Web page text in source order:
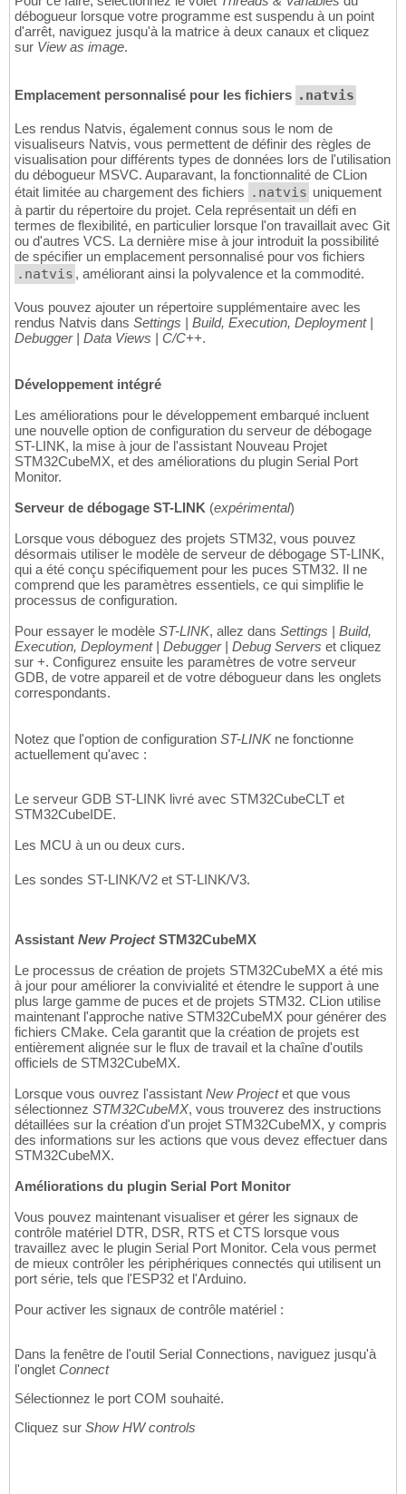
débogueur lorsque votre programme est suspendu à un point
d'arrêt, naviguez jusqu'à la matrice à deux canaux et cliquez
sur View as image.
Emplacement personnalisé pour les fichiers .natvis
Les rendus Natvis, également connus sous le nom de
visualiseurs Natvis, vous permettent de définir des règles de
visualisation pour différents types de données lors de l'utilisation
du débogueur MSVC. Auparavant, la fonctionnalité de CLion
était limitée au chargement des fichiers .natvis uniquement
à partir du répertoire du projet. Cela représentait un défi en
termes de flexibilité, en particulier lorsque l'on travaillait avec Git
ou d'autres VCS. La dernière mise à jour introduit la possibilité
de spécifier un emplacement personnalisé pour vos fichiers
.natvis , améliorant ainsi la polyvalence et la commodité.
Vous pouvez ajouter un répertoire supplémentaire avec les
rendus Natvis dans Settings | Build, Execution, Deployment |
Debugger | Data Views | C/C++.
Développement intégré
Les améliorations pour le développement embarqué incluent
une nouvelle option de configuration du serveur de débogage
ST-LINK, la mise à jour de l'assistant Nouveau Projet
STM32CubeMX, et des améliorations du plugin Serial Port
Monitor.
Serveur de débogage ST-LINK (expérimental)
Lorsque vous déboguez des projets STM32, vous pouvez
désormais utiliser le modèle de serveur de débogage ST-LINK,
qui a été conçu spécifiquement pour les puces STM32. Il ne
comprend que les paramètres essentiels, ce qui simplifie le
processus de configuration.
Pour essayer le modèle ST-LINK, allez dans Settings | Build,
Execution, Deployment | Debugger | Debug Servers et cliquez
sur +. Configurez ensuite les paramètres de votre serveur
GDB, de votre appareil et de votre débogueur dans les onglets
correspondants.
Notez que l'option de configuration ST-LINK ne fonctionne
actuellement qu'avec :
Le serveur GDB ST-LINK livré avec STM32CubeCLT et
STM32CubeIDE.
Les MCU à un ou deux curs.
Les sondes ST-LINK/V2 et ST-LINK/V3.
Assistant New ProjectSTM32CubeMX
Le processus de création de projets STM32CubeMX a été mis
à jour pour améliorer la convivialité et étendre le support à une
plus large gamme de puces et de projets STM32. CLion utilise
maintenant l'approche native STM32CubeMX pour générer des
fichiers CMake. Cela garantit que la création de projets est
entièrement alignée sur le flux de travail et la chaîne d'outils
officiels de STM32CubeMX.
Lorsque vous ouvrez l'assistant New Projectet que vous
sélectionnez STM32CubeMX, vous trouverez des instructions
détaillées sur la création d'un projet STM32CubeMX, y compris
des informations sur les actions que vous devez effectuer dans
STM32CubeMX.
Améliorations du plugin Serial Port Monitor
Vous pouvez maintenant visualiser et gérer les signaux de
contrôle matériel DTR, DSR, RTS et CTS lorsque vous
travaillez avec le plugin Serial Port Monitor. Cela vous permet
de mieux contrôler les périphériques connectés qui utilisent un
port série, tels que l'ESP32 et l'Arduino.
Pour activer les signaux de contrôle matériel :
Dans la fenêtre de l'outil Serial Connections, naviguez jusqu'à
l'onglet Connect
Sélectionnez le port COM souhaité.
Cliquez sur Show HW controls